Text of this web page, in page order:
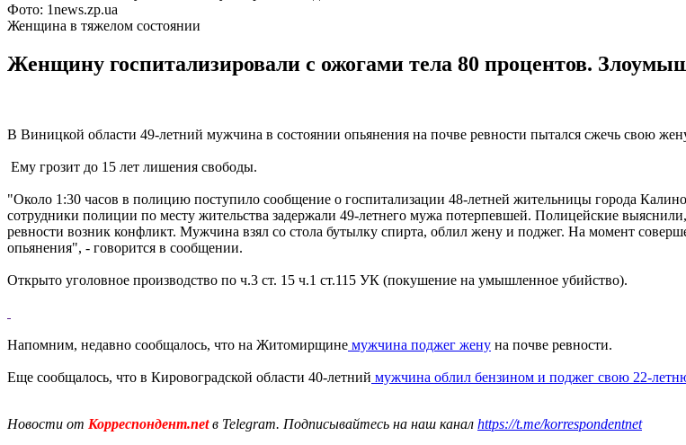
Фото: 1news.zp.ua
Женщина в тяжелом состоянии
Женщину госпитализировали с ожогами тела 80 процентов.
В Виницкой области 49-летний мужчина в состоянии опьянения на почве ревности пытался сжечь свою
Ему грозит до 15 лет лишения свободы.
"Около 1:30 часов в полицию поступило сообщение о госпитализации 48-летней жительницы города
сотрудники полиции по месту жительства задержали 49-летнего мужа потерпевшей. Полицейские
ревности возник конфликт. Мужчина взял со стола бутылку спирта, облил жену и поджег. На момент
опьянения", - говорится в сообщении.
Открыто уголовное производство по ч.3 ст. 15 ч.1 ст.115 УК (покушение на умышленное убийство).
Напомним, недавно сообщалось, что на Житомирщине мужчина поджег жену на почве ревности.
Еще сообщалось, что в Кировоградской области 40-летний мужчина облил бензином и поджег свою 22-
Новости от Корреспондент.netв Telegram. Подписывайтесь на наш канал https://t.me/korrespondentnet